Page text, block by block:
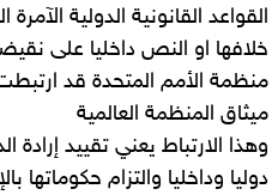
القواعد القانونية الدولية
خلافها او النص داخليا على
منظمة الأمم المتحدة قد
ميثاق المنظمة العالمية
وهذا الارتباط يعني تقييد إرادة
دوليا وداخليا والتزام حكوماتها